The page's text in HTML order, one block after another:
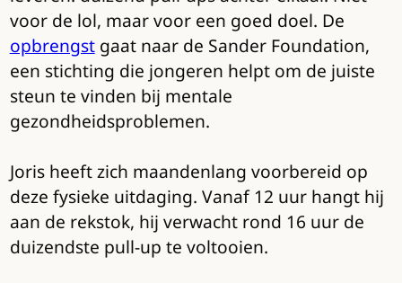
voor de lol, maar voor een goed doel. De
opbrengstgaat naar de Sander Foundation,
een stichting die jongeren helpt om de juiste
steun te vinden bij mentale
gezondheidsproblemen.
Joris heeft zich maandenlang voorbereid op
deze fysieke uitdaging. Vanaf 12 uur hangt hij
aan de rekstok, hij verwacht rond 16 uur de
duizendste pull-up te voltooien.